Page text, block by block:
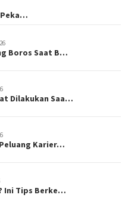
Peka…
Boros Saat B…
Dilakukan Saa…
Karier…
Ini Tips Berke…